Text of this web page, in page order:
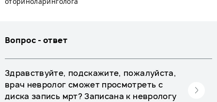
Вопрос - ответ
Здравствуйте, подскажите, пожалуйста,
врач невролог сможет просмотреть с
диска запись мрт? Записана к неврологу